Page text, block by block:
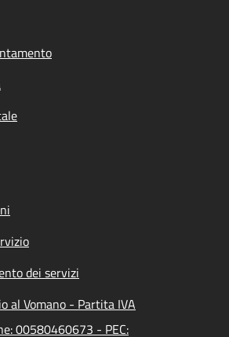
dei servizi
al Vomano - Partita IVA
00580460673 - PEC: